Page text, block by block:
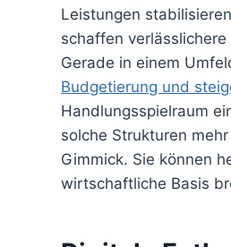
Leistungen
schaffen verlässlichere
Gerade in einem
Budgetierung und
Handlungsspielraum
solche Strukturen
Gimmick. Sie können
wirtschaftliche Basis